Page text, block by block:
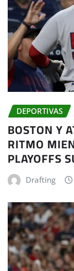
DEPORTIVAS
BOSTON Y
RITMO
PLAYOFFS
Drafting